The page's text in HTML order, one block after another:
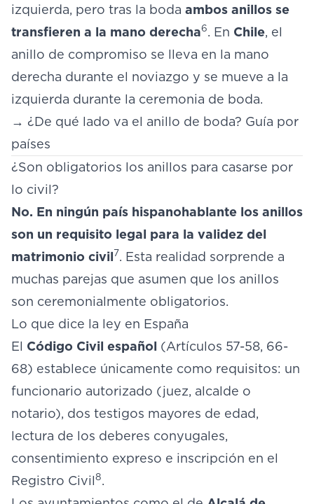
izquierda, pero tras la boda ambos anillos se
transfieren a la mano derecha6. En Chile, el
anillo de compromiso se lleva en la mano
derecha durante el noviazgo y se mueve a la
izquierda durante la ceremonia de boda.
→ ¿De qué lado va el anillo de boda? Guía por
países
¿Son obligatorios los anillos para casarse por
lo civil?
No. En ningún país hispanohablante los anillos
son un requisito legal para la validez del
matrimonio civil7. Esta realidad sorprende a
muchas parejas que asumen que los anillos
son ceremonialmente obligatorios.
Lo que dice la ley en España
El Código Civil español (Artículos 57-58, 66-
68) establece únicamente como requisitos: un
funcionario autorizado (juez, alcalde o
notario), dos testigos mayores de edad,
lectura de los deberes conyugales,
consentimiento expreso e inscripción en el
Registro Civil8.